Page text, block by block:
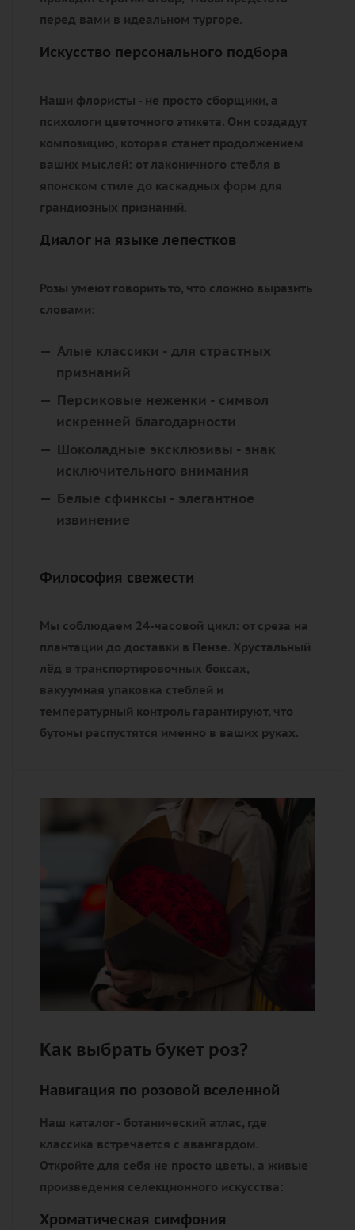
перед вами в идеальном тургоре.
Искусство персонального подбора
Наши флористы - не просто сборщики, а
психологи цветочного этикета. Они создадут
композицию, которая станет продолжением
ваших мыслей: от лаконичного стебля в
японском стиле до каскадных форм для
грандиозных признаний.
Диалог на языке лепестков
Розы умеют говорить то, что сложно выразить
словами:
Алые классики - для страстных
признаний
Персиковые неженки - символ
искренней благодарности
Шоколадные эксклюзивы - знак
исключительного внимания
Белые сфинксы - элегантное
извинение
Философия свежести
Мы соблюдаем 24-часовой цикл: от среза на
плантации до доставки в Пензе. Хрустальный
лёд в транспортировочных боксах,
вакуумная упаковка стеблей и
температурный контроль гарантируют, что
бутоны распустятся именно в ваших руках.
Как выбрать букет роз?
Навигация по розовой вселенной
Наш каталог - ботанический атлас, где
классика встречается с авангардом.
Откройте для себя не просто цветы, а живые
произведения селекционного искусства:
Хроматическая симфония